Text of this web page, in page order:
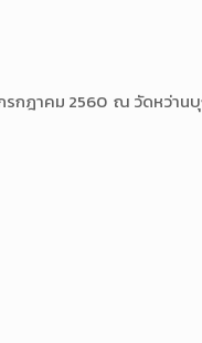
กรกฎาคม 2560 ณ วัดหว่า